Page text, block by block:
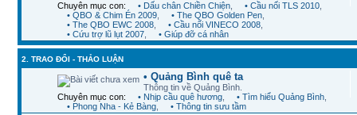
Chuyên mục con: • Dấu chân Chiền Chiện • Cầu nối TLS 2010
• QBO & Chim Én 2009
• The QBO Golden Pen
• The QBO EWC 2008
• Cầu nối VINECO 2008
• Cứu trợ lũ lụt 2007
• Giúp đỡ cá nhân
2. TRAO ĐỔI - THẢO LUẬN
• Quảng Bình quê ta
Thông tin về Quảng Bình.
Chuyên mục con:
• Nhịp cầu quê hương • Tìm hiểu Quảng Bình
• Phong Nha - Kẻ Bàng
• Thông tin sưu tầm